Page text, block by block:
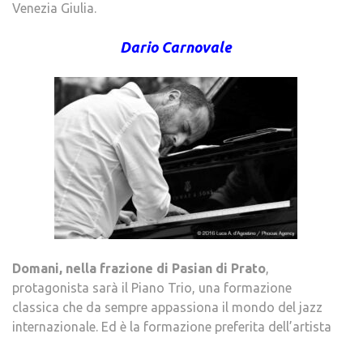
Venezia Giulia.
Dario Carnovale
Domani, nella frazione di Pasian di Prato,
protagonista sarà il Piano Trio, una formazione
classica che da sempre appassiona il mondo del jazz
internazionale. Ed è la formazione preferita dell’artista